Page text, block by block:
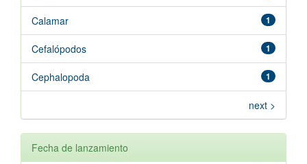
1
Calamar
1
Cefalópodos
1
Cephalopoda
next >
Fecha de lanzamiento